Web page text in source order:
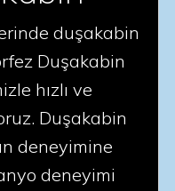
duşakabin
Duşakabin
hızlı ve
Duşakabin
deneyimine
deneyimi